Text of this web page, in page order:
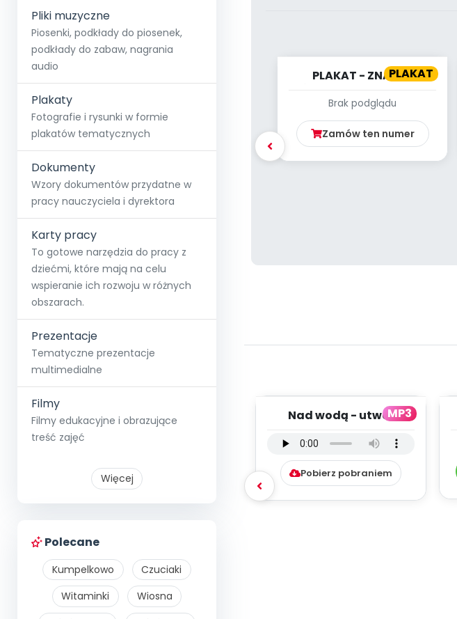
Pliki muzyczne
Piosenki, podkłady do piosenek,
podkłady do zabaw, nagrania
audio
Plakaty
Fotografie i rysunki w formie
plakatów tematycznych
Dokumenty
Wzory dokumentów przydatne w
pracy nauczyciela i dyrektora
Karty pracy
To gotowe narzędzia do pracy z
dziećmi, które mają na celu
wspieranie ich rozwoju w różnych
obszarach.
Prezentacje
Tematyczne prezentacje
multimedialne
Filmy
Filmy edukacyjne i obrazujące
treść zajęć
Więcej
Polecane
Kumpelkowo
Czuciaki
Witaminki
Wiosna
PLAKAT
PLAKAT - ZNAJDŹ
Brak podglądu
Zamów ten numer
MP3
Nad wodą - utwór
mp3)
Pobierz pobraniem